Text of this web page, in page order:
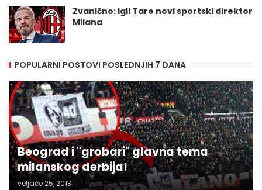
Zvanično: Igli Tare novi sportski direktor
Milana
POPULARNI POSTOVI POSLEDNJIH 7 DANA
Beograd i "grobari" glavna tema
milanskog derbija!
veljače 25, 2013